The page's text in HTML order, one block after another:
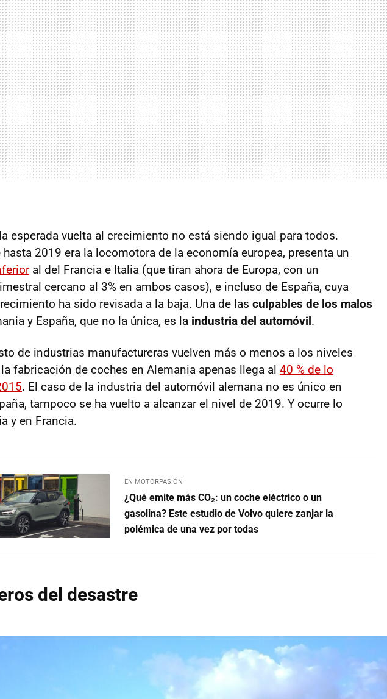
esperada vuelta al crecimiento no está siendo igual para todos.
hasta 2019 era la locomotora de la economía europea, presenta un
al del Francia e Italia (que tiran ahora de Europa, con un
cercano al 3% en ambos casos), e incluso de España, cuya
ha sido revisada a la baja. Una de las culpables de los malos
y España, que no la única, es la industria del automóvil.
de industrias manufactureras vuelven más o menos a los niveles
fabricación de coches en Alemania apenas llega al 40 % de lo
. El caso de la industria del automóvil alemana no es único en
tampoco se ha vuelto a alcanzar el nivel de 2019. Y ocurre lo
y en Francia.
EN MOTORPASIÓN
¿Qué emite más CO₂: un coche eléctrico o un
gasolina? Este estudio de Volvo quiere zanjar la
polémica de una vez por todas
del desastre